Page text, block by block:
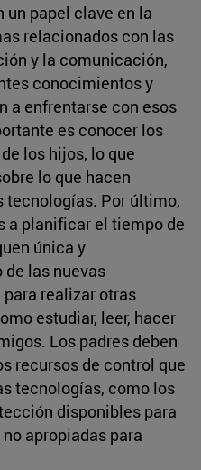
un papel clave en la
relacionados con las
y la comunicación,
conocimientos y
a enfrentarse con esos
es conocer los
los hijos, lo que
lo que hacen
tecnologías. Por último,
a planificar el tiempo de
única y
las nuevas
realizar otras
estudiar, leer, hacer
Los padres deben
recursos de control que
tecnologías, como los
disponibles para
apropiadas para